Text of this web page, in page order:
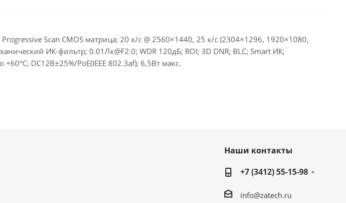
Scan CMOS матрица; 20 к/с @ 2560×1440, 25 к/с (2304×1296, 1920×1080,
ИК-фильтр; 0.01Лк@F2.0; WDR 120дБ; ROI; 3D DNR; BLC; Smart ИК;
DC12В±25%/PoE(IEEE 802.3af); 6,5Вт макс.
Наши контакты
+7 (3412) 55-15-98
info@zatech.ru